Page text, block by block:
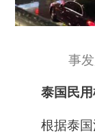
事
泰国民
根据泰